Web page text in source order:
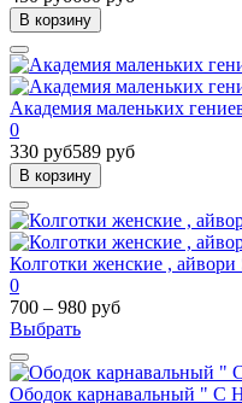
В корзину
Академия маленьких
0
330 руб589 руб
В корзину
Колготки женские ,
0
700 – 980 руб
Выбрать
Ободок карнавальный " С